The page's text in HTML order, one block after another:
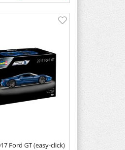
Ford GT (easy-click)